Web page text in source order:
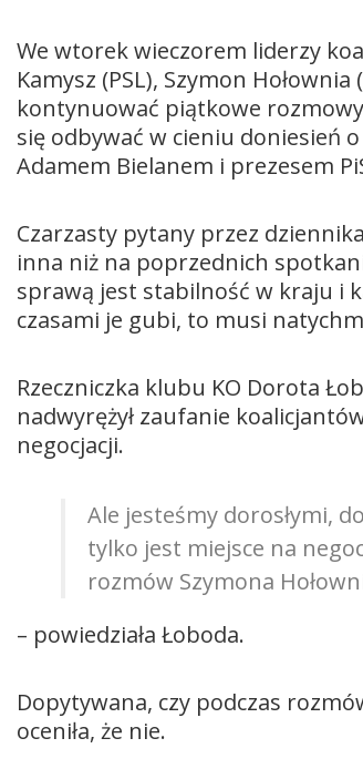
We wtorek wieczorem liderzy
Kamysz (PSL), Szymon
kontynuować piątkowe
się odbywać w cieniu doniesień
Adamem Bielanem i prezesem
Czarzasty pytany przez
inna niż na poprzednich
sprawą jest stabilność w kraju i
czasami je gubi, to musi
Rzeczniczka klubu KO Dorota
nadwyrężył zaufanie
negocjacji.
Ale jesteśmy dorosłymi,
tylko jest miejsce na
rozmów Szymona
– powiedziała Łoboda.
Dopytywana, czy podczas
oceniła, że nie.